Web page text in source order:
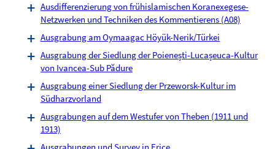
Ausdifferenzierung von frühislamischen Koranexegese-
Netzwerken und Techniken des Kommentierens (A08)
Ausgrabung am Oymaagac Höyük-Nerik/Türkei
Ausgrabung der Siedlung der Poienești-Lucașeuca-Kultur
von Ivancea-Sub Pădure
Ausgrabung einer Siedlung der Przeworsk-Kultur im
Südharzvorland
Ausgrabungen auf dem Westufer von Theben (1911 und
1913)